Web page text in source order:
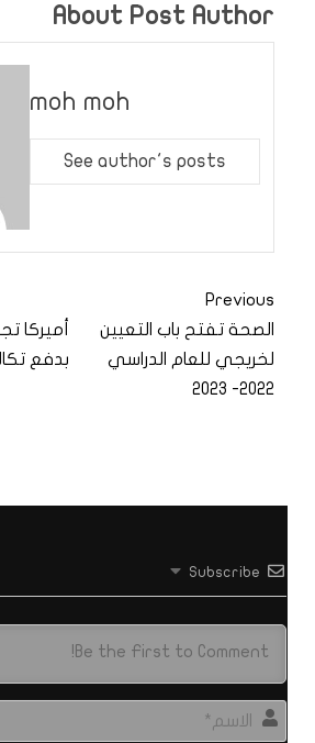
About Post Author
moh moh
See author's posts
Previous
الصحة تفتح باب التعيين
لخريجي للعام الدراسي
2022- 2023
أميركا
بدفع
Subscribe